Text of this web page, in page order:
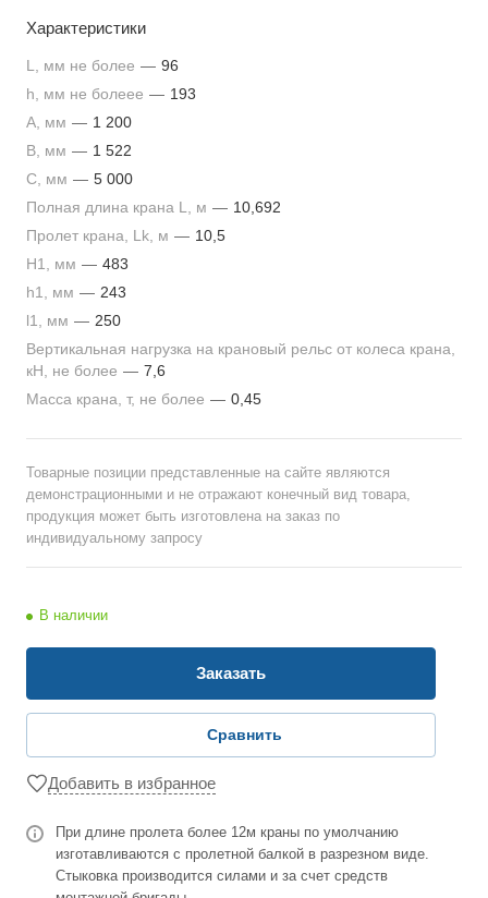
Характеристики
L, мм не более — 96
h, мм не болеее — 193
A, мм — 1 200
B, мм — 1 522
C, мм — 5 000
Полная длина крана L, м — 10,692
Пролет крана, Lk, м — 10,5
Н1, мм — 483
h1, мм — 243
l1, мм — 250
Вертикальная нагрузка на крановый рельс от колеса крана,
кН, не более — 7,6
Масса крана, т, не более — 0,45
Товарные позиции представленные на сайте являются
демонстрационными и не отражают конечный вид товара,
продукция может быть изготовлена на заказ по
индивидуальному запросу
В наличии
Заказать
Сравнить
Добавить в избранное
При длине пролета более 12м краны по умолчанию
изготавливаются с пролетной балкой в разрезном виде.
Стыковка производится силами и за счет средств